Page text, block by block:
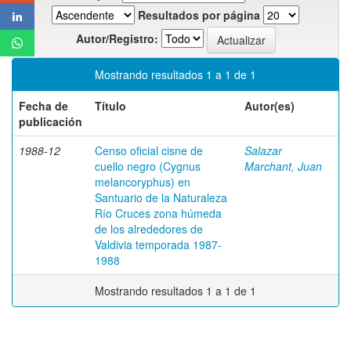
Resultados por página
Autor/Registro:
Mostrando resultados 1 a 1 de 1
Fecha de
publicación
Título Autor(es)
1988-12
Censo oficial cisne de
cuello negro (Cygnus
melancoryphus) en
Santuario de la Naturaleza
Río Cruces zona húmeda
de los alrededores de
Valdivia temporada 1987-
1988
Salazar
Marchant, Juan
Mostrando resultados 1 a 1 de 1